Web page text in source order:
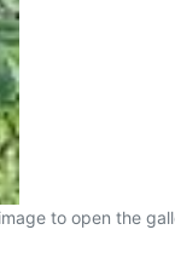
to open the